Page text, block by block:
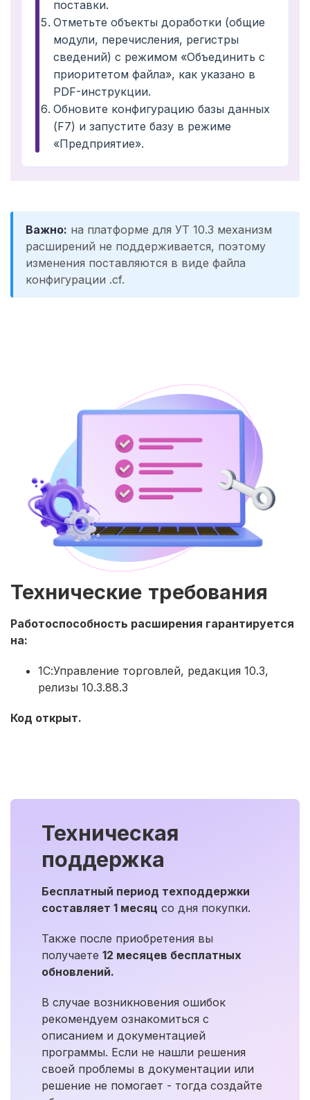
поставки.
Отметьте объекты доработки (общие
модули, перечисления, регистры
сведений) с режимом «Объединить с
приоритетом файла», как указано в
PDF-инструкции.
Обновите конфигурацию базы данных
(F7) и запустите базу в режиме
«Предприятие».
Важно: на платформе для УТ 10.3 механизм
расширений не поддерживается, поэтому
изменения поставляются в виде файла
конфигурации .cf.
Технические требования
Работоспособность расширения гарантируется
на:
1С:Управление торговлей, редакция 10.3,
релизы 10.3.88.3
Код открыт.
Техническая
поддержка
Бесплатный период техподдержки
составляет 1 месяц со дня покупки.
Также после приобретения вы
получаете 12 месяцев бесплатных
обновлений.
В случае возникновения ошибок
рекомендуем ознакомиться с
описанием и документацией
программы. Если не нашли решения
своей проблемы в документации или
решение не помогает - тогда создайте